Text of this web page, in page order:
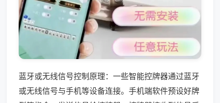
蓝牙或无线信号控制原理：一些智能控牌器通过蓝牙
或无线信号与手机等设备连接。手机端软件预设好牌